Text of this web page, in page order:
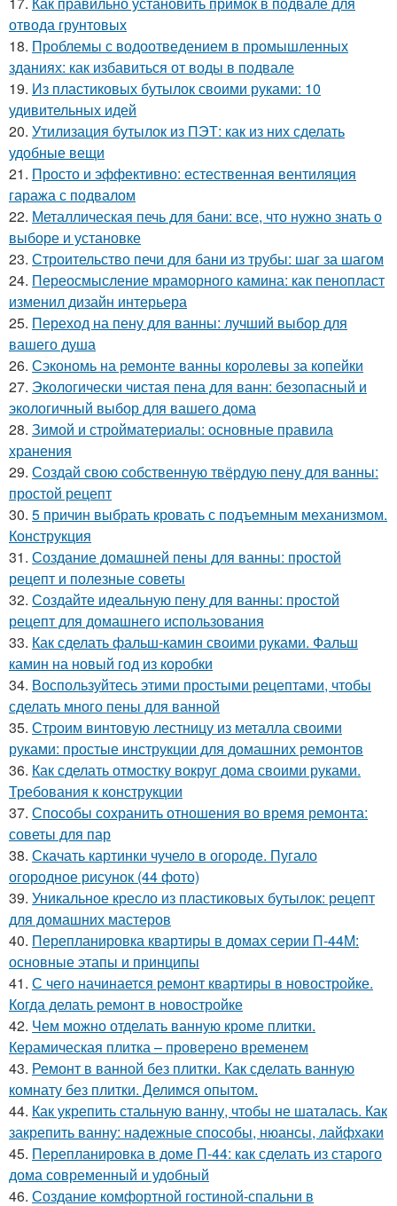
отвода грунтовых
18. Проблемы с водоотведением в промышленных
зданиях: как избавиться от воды в подвале
19. Из пластиковых бутылок своими руками: 10
удивительных идей
20. Утилизация бутылок из ПЭТ: как из них сделать
удобные вещи
21. Просто и эффективно: естественная вентиляция
гаража с подвалом
22. Металлическая печь для бани: все, что нужно знать о
выборе и установке
23. Строительство печи для бани из трубы: шаг за шагом
24. Переосмысление мраморного камина: как пенопласт
изменил дизайн интерьера
25. Переход на пену для ванны: лучший выбор для
вашего душа
26. Сэкономь на ремонте ванны королевы за копейки
27. Экологически чистая пена для ванн: безопасный и
экологичный выбор для вашего дома
28. Зимой и стройматериалы: основные правила
хранения
29. Создай свою собственную твёрдую пену для ванны:
простой рецепт
30. 5 причин выбрать кровать с подъемным механизмом.
Конструкция
31. Создание домашней пены для ванны: простой
рецепт и полезные советы
32. Создайте идеальную пену для ванны: простой
рецепт для домашнего использования
33. Как сделать фальш-камин своими руками. Фальш
камин на новый год из коробки
34. Воспользуйтесь этими простыми рецептами, чтобы
сделать много пены для ванной
35. Строим винтовую лестницу из металла своими
руками: простые инструкции для домашних ремонтов
36. Как сделать отмостку вокруг дома своими руками.
Требования к конструкции
37. Способы сохранить отношения во время ремонта:
советы для пар
38. Скачать картинки чучело в огороде. Пугало
огородное рисунок (44 фото)
39. Уникальное кресло из пластиковых бутылок: рецепт
для домашних мастеров
40. Перепланировка квартиры в домах серии П-44М:
основные этапы и принципы
41. С чего начинается ремонт квартиры в новостройке.
Когда делать ремонт в новостройке
42. Чем можно отделать ванную кроме плитки.
Керамическая плитка – проверено временем
43. Ремонт в ванной без плитки. Как сделать ванную
комнату без плитки. Делимся опытом.
44. Как укрепить стальную ванну, чтобы не шаталась. Как
закрепить ванну: надежные способы, нюансы, лайфхаки
45. Перепланировка в доме П-44: как сделать из старого
дома современный и удобный
46. Создание комфортной гостиной-спальни в